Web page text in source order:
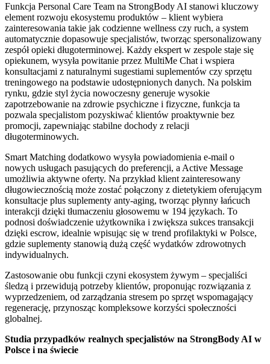
Funkcja Personal Care Team na StrongBody AI stanowi kluczowy
element rozwoju ekosystemu produktów – klient wybiera
zainteresowania takie jak codzienne wellness czy ruch, a system
automatycznie dopasowuje specjalistów, tworząc spersonalizowany
zespół opieki długoterminowej. Każdy ekspert w zespole staje się
opiekunem, wysyła powitanie przez MultiMe Chat i wspiera
konsultacjami z naturalnymi sugestiami suplementów czy sprzętu
treningowego na podstawie udostępnionych danych. Na polskim
rynku, gdzie styl życia nowoczesny generuje wysokie
zapotrzebowanie na zdrowie psychiczne i fizyczne, funkcja ta
pozwala specjalistom pozyskiwać klientów proaktywnie bez
promocji, zapewniając stabilne dochody z relacji
długoterminowych.
Smart Matching dodatkowo wysyła powiadomienia e-mail o
nowych usługach pasujących do preferencji, a Active Message
umożliwia aktywne oferty. Na przykład klient zainteresowany
długowiecznością może zostać połączony z dietetykiem oferującym
konsultacje plus suplementy anty-aging, tworząc płynny łańcuch
interakcji dzięki tłumaczeniu głosowemu w 194 językach. To
podnosi doświadczenie użytkownika i zwiększa sukces transakcji
dzięki escrow, idealnie wpisując się w trend profilaktyki w Polsce,
gdzie suplementy stanowią dużą część wydatków zdrowotnych
indywidualnych.
Zastosowanie obu funkcji czyni ekosystem żywym – specjaliści
śledzą i przewidują potrzeby klientów, proponując rozwiązania z
wyprzedzeniem, od zarządzania stresem po sprzęt wspomagający
regenerację, przynosząc kompleksowe korzyści społeczności
globalnej.
Studia przypadków realnych specjalistów na StrongBody AI w
Polsce i na świecie